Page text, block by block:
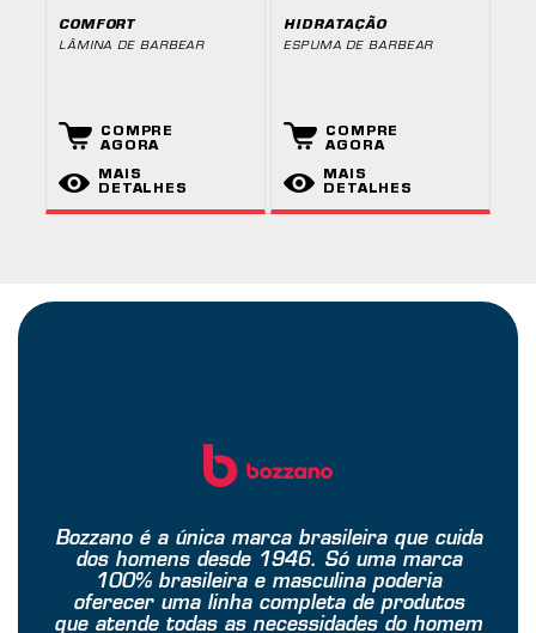
COMFORT
LÂMINA DE BARBEAR
COMPRE
AGORA
MAIS
DETALHES
HIDRATAÇÃO
ESPUMA DE BARBEAR
COMPRE
AGORA
MAIS
DETALHES
Bozzano é a única marca brasileira que cuida
dos homens desde 1946. Só uma marca
100% brasileira e masculina poderia
oferecer uma linha completa de produtos
que atende todas as necessidades do homem